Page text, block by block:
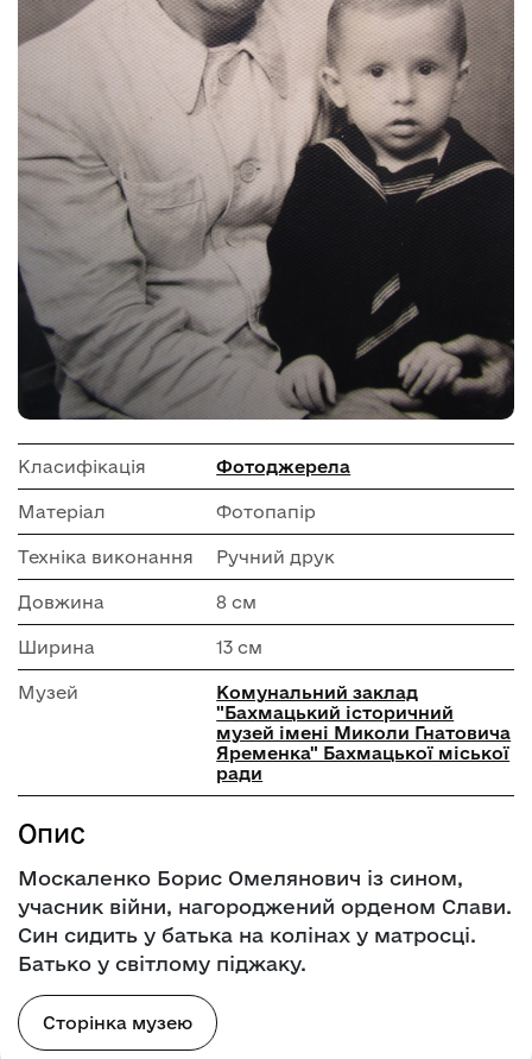
Класифікація Фотоджерела
Матеріал Фотопапір
Техніка виконання Ручний друк
Довжина 8 см
Ширина 13 см
Музей
Комунальний заклад
"Бахмацький історичний
музей імені Миколи Гнатовича
Яременка" Бахмацької міської
ради
Опис
Москаленко Борис Омелянович із сином,
учасник війни, нагороджений орденом Слави.
Син сидить у батька на колінах у матросці.
Батько у світлому піджаку.
Сторінка музею